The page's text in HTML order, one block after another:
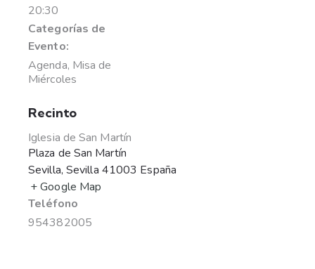
20:30
Categorías de
Evento:
Agenda, Misa de
Miércoles
Recinto
Iglesia de San Martín
Plaza de San Martín
Sevilla, Sevilla 41003 España
+ Google Map
Teléfono
954382005